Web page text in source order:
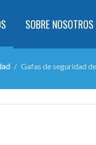
SOBRE NOSOTROS
/ Gafas de seguridad